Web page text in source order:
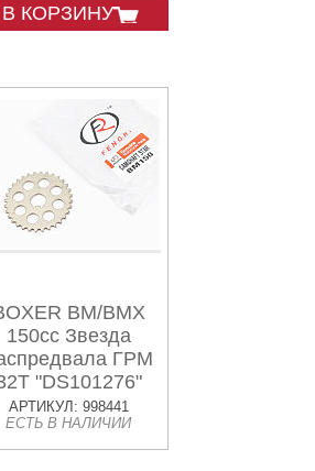
В КОРЗИНУ
BM/BMX
150cc Звезда
ГРМ
"DS101276"
АРТИКУЛ: 998441
ЕСТЬ В НАЛИЧИИ